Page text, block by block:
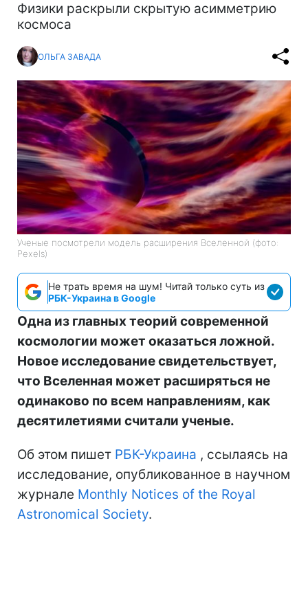
Физики раскрыли скрытую асимметрию
космоса
ОЛЬГА ЗАВАДА
Ученые посмотрели модель расширения Вселенной (фото:
Pexels)
Не трать время на шум! Читай только суть из
РБК-Украина в Google
Одна из главных теорий современной
космологии может оказаться ложной.
Новое исследование свидетельствует,
что Вселенная может расширяться не
одинаково по всем направлениям, как
десятилетиями считали ученые.
Об этом пишет РБК-Украина , ссылаясь на
исследование, опубликованное в научном
журнале Monthly Notices of the Royal
Astronomical Society.